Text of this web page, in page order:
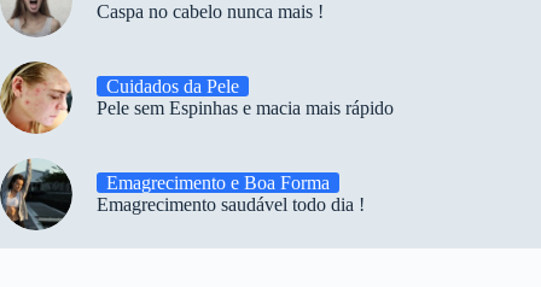
Caspa no cabelo nunca mais !
Cuidados da Pele
Pele sem Espinhas e macia mais rápido
Emagrecimento e Boa Forma
Emagrecimento saudável todo dia !